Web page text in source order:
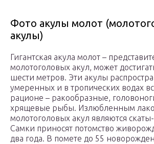
Фото акулы молот
акулы)
Гигантская акула молот –
молотоголовых акул, может
шести метров. Эти акулы
умеренных и в тропических водах
рационе – ракообразные,
хрящевые рыбы. Излюбленным
молотоголовых акул являются
Самки приносят потомство
два года. В помете до 55